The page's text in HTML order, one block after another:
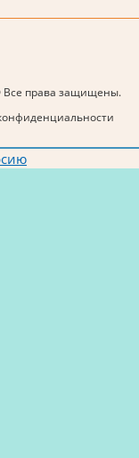
Все права защищены.